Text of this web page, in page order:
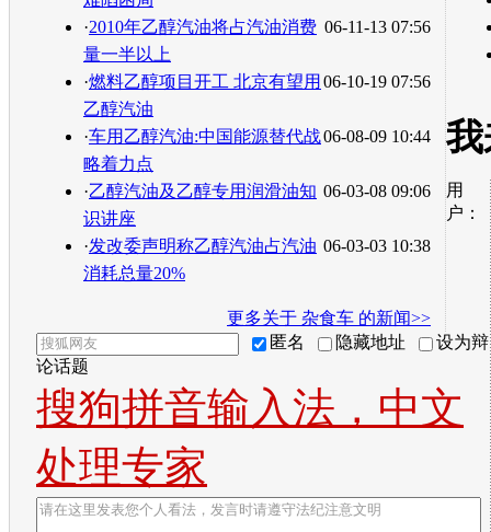
06-11-13 07:56
·2010年乙醇汽油将占汽油消费
量一半以上
06-10-19 07:56
·燃料乙醇项目开工 北京有望用
乙醇汽油
06-08-09 10:44
·车用乙醇汽油:中国能源替代战
略着力点
06-03-08 09:06
·乙醇汽油及乙醇专用润滑油知
识讲座
06-03-03 10:38
·发改委声明称乙醇汽油占汽油
消耗总量20%
更多关于 杂食车 的新闻>>
用
户：
匿名 隐藏地址
设为辩
论话题
搜狗拼音输入法，中文
处理专家